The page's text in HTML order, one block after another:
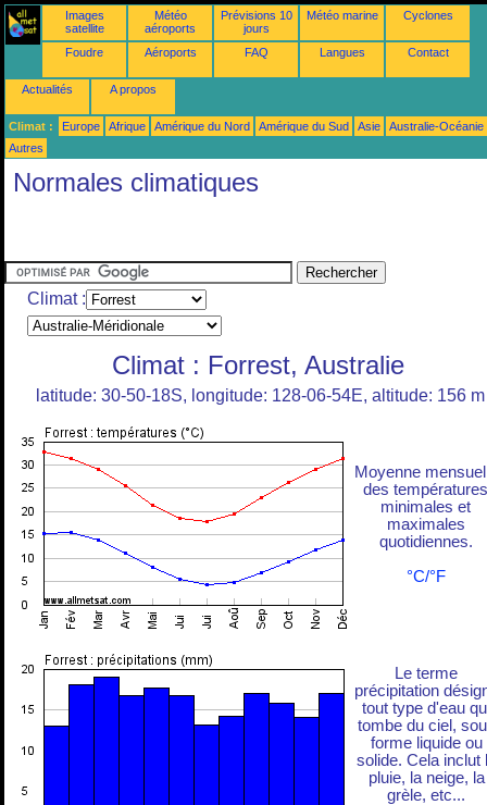
Images
satellite
Météo
aéroports
Prévisions 10
jours
Météo marine Cyclones
Foudre Aéroports FAQ Langues Contact
Actualités A propos
Climat : Europe Afrique Amérique du Nord Amérique du Sud Asie
Australie-Océanie
Autres
Normales climatiques
Climat :
Climat : Forrest, Australie
latitude: 30-50-18S, longitude: 128-06-54E, altitude: 156 m
Moyenne
des températures
minimales et
maximales
quotidiennes.
°C/°F
Le terme
précipitation
tout type d'eau
tombe du ciel,
forme liquide ou
solide. Cela inclut
pluie, la neige, la
grèle, etc...